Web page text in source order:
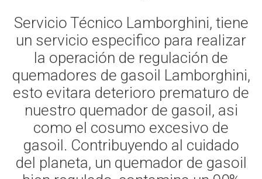
Servicio Técnico Lamborghini, tiene
un servicio especifico para realizar
la operación de regulación de
quemadores de gasoil Lamborghini,
esto evitara deterioro prematuro de
nuestro quemador de gasoil, asi
como el cosumo excesivo de
gasoil. Contribuyendo al cuidado
del planeta, un quemador de gasoil